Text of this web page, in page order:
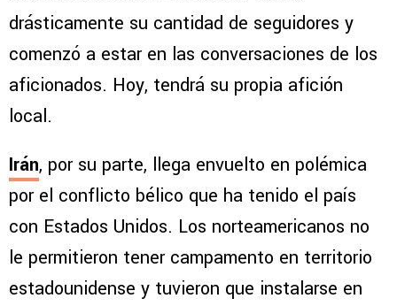
drásticamente su cantidad de seguidores y
comenzó a estar en las conversaciones de los
aficionados. Hoy, tendrá su propia afición
local.
Irán, por su parte, llega envuelto en polémica
por el conflicto bélico que ha tenido el país
con Estados Unidos. Los norteamericanos no
le permitieron tener campamento en territorio
estadounidense y tuvieron que instalarse en